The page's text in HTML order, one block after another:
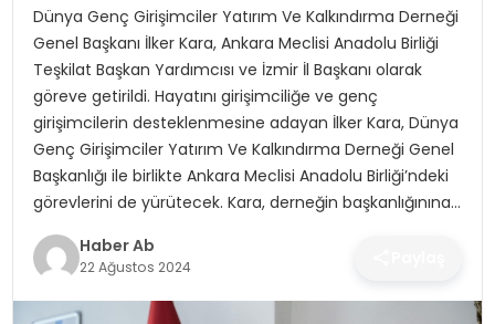
TEKNOLOJI
SPOR
SAĞLIK
MAGAZIN
Dünya Genç Girişimciler Yatırım Ve Kalkındırma Derneği
Genel Başkanı İlker Kara, Ankara Meclisi Anadolu Birliği
Teşkilat Başkan Yardımcısı ve İzmir İl Başkanı olarak
göreve getirildi. Hayatını girişimciliğe ve genç
girişimcilerin desteklenmesine adayan İlker Kara, Dünya
Genç Girişimciler Yatırım Ve Kalkındırma Derneği Genel
Başkanlığı ile birlikte Ankara Meclisi Anadolu Birliği’ndeki
görevlerini de yürütecek. Kara, derneğin başkanlığınına…
Haber Ab
22 Ağustos 2024